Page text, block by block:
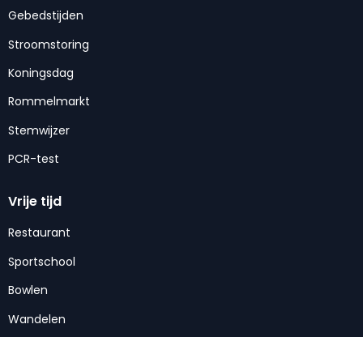
Gebedstijden
Stroomstoring
Koningsdag
Rommelmarkt
Stemwijzer
PCR-test
Vrije tijd
Restaurant
Sportschool
Bowlen
Wandelen